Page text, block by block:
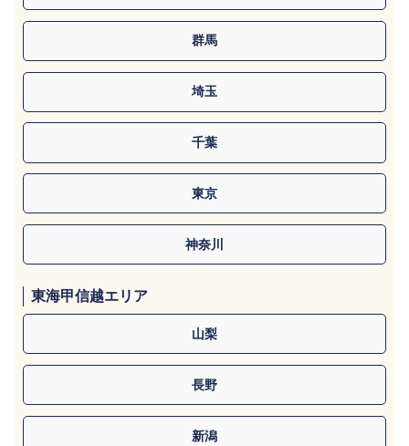
群馬
埼玉
千葉
東京
神奈川
東海甲信越エリア
山梨
長野
新潟